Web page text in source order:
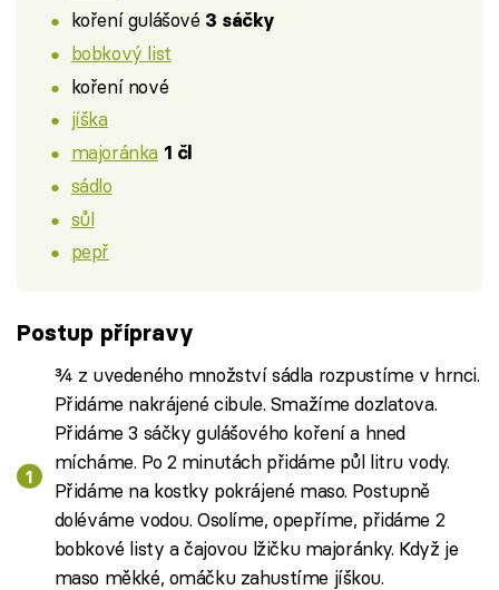
koření gulášové 3 sáčky
bobkový list
koření nové
jíška
majoránka 1 čl
sádlo
sůl
pepř
Postup přípravy
¾ z uvedeného množství sádla rozpustíme v hrnci.
Přidáme nakrájené cibule. Smažíme dozlatova.
Přidáme 3 sáčky gulášového koření a hned
mícháme. Po 2 minutách přidáme půl litru vody.
Přidáme na kostky pokrájené maso. Postupně
doléváme vodou. Osolíme, opepříme, přidáme 2
bobkové listy a čajovou lžičku majoránky. Když je
maso měkké, omáčku zahustíme jíškou.